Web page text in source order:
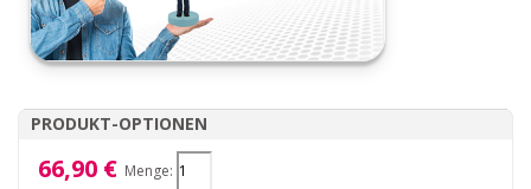
PRODUKT-OPTIONEN
66,90 € Menge: